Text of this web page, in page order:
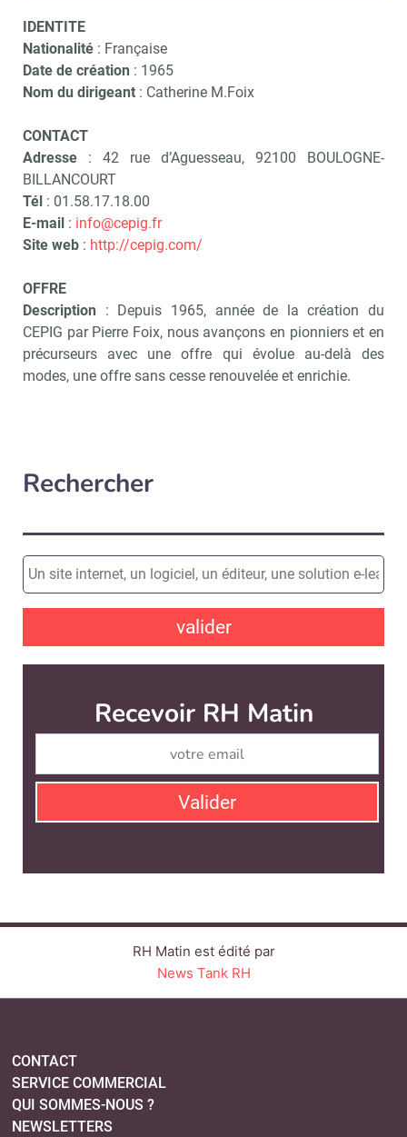
IDENTITE
Nationalité : Française
Date de création : 1965
Nom du dirigeant : Catherine M.Foix
CONTACT
Adresse : 42 rue d’Aguesseau, 92100 BOULOGNE-
BILLANCOURT
Tél : 01.58.17.18.00
E-mail : info@cepig.fr
Site web : http://cepig.com/
OFFRE
Description : Depuis 1965, année de la création du
CEPIG par Pierre Foix, nous avançons en pionniers et en
précurseurs avec une offre qui évolue au-delà des
modes, une offre sans cesse renouvelée et enrichie.
Rechercher
valider
Recevoir RH Matin
Valider
RH Matin est édité par
News Tank RH
CONTACT
SERVICE COMMERCIAL
QUI SOMMES-NOUS ?
NEWSLETTERS